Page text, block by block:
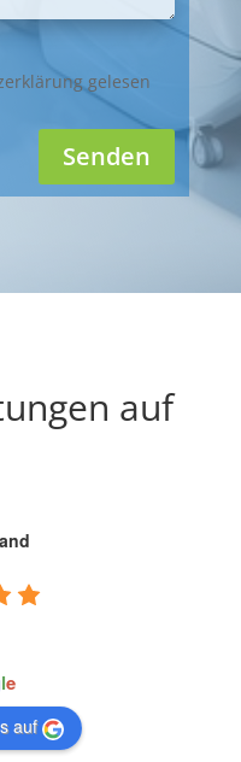
gelesen
Senden
auf
le
auf